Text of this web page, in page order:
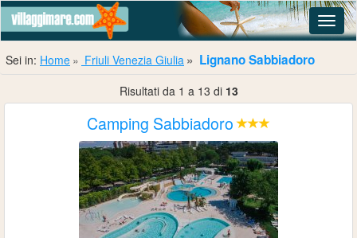
Sei in: Home Friuli Venezia Giulia Lignano Sabbiadoro
Risultati da 1 a 13 di 13
Camping Sabbiadoro